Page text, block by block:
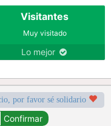
Visitantes
Muy visitado
Lo mejor
por favor sé solidario